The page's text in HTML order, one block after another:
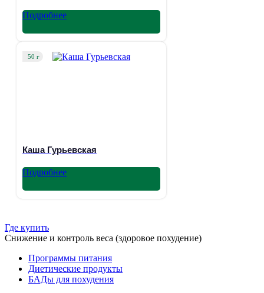
Подробнее
50 г
Каша Гурьевская
Подробнее
Где купить
Снижение и контроль веса (здоровое похудение)
Программы питания
Диетические продукты
БАДы для похудения